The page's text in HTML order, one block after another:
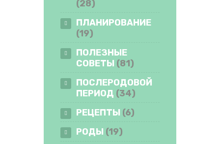
(28)
ПЛАНИРОВАНИЕ
(19)
ПОЛЕЗНЫЕ
СОВЕТЫ (81)
ПОСЛЕРОДОВОЙ
ПЕРИОД (34)
РЕЦЕПТЫ (6)
РОДЫ (19)